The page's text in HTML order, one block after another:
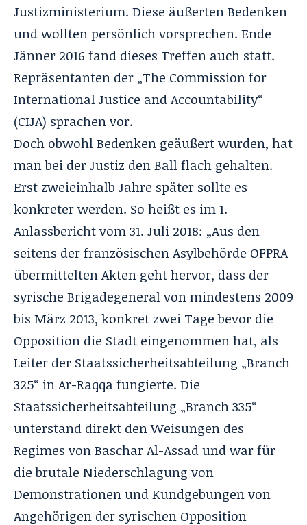
Justizministerium. Diese äußerten Bedenken
und wollten persönlich vorsprechen. Ende
Jänner 2016 fand dieses Treffen auch statt.
Repräsentanten der „The Commission for
International Justice and Accountability“
(CIJA) sprachen vor.
Doch obwohl Bedenken geäußert wurden, hat
man bei der Justiz den Ball flach gehalten.
Erst zweieinhalb Jahre später sollte es
konkreter werden. So heißt es im 1.
Anlassbericht vom 31. Juli 2018: „Aus den
seitens der französischen Asylbehörde OFPRA
übermittelten Akten geht hervor, dass der
syrische Brigadegeneral von mindestens 2009
bis März 2013, konkret zwei Tage bevor die
Opposition die Stadt eingenommen hat, als
Leiter der Staatssicherheitsabteilung „Branch
325“ in Ar-Raqqa fungierte. Die
Staatssicherheitsabteilung „Branch 335“
unterstand direkt den Weisungen des
Regimes von Baschar Al-Assad und war für
die brutale Niederschlagung von
Demonstrationen und Kundgebungen von
Angehörigen der syrischen Opposition